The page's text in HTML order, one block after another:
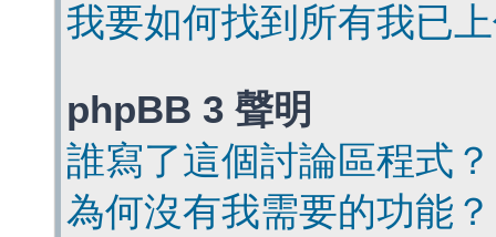
我要如何找到所有我已
phpBB 3 聲明
誰寫了這個討論區程式？
為何沒有我需要的功能？